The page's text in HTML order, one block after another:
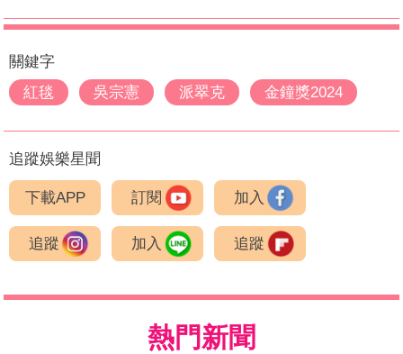
關鍵字
紅毯
吳宗憲 派翠克 金鐘獎2024
追蹤娛樂星聞
下載APP 訂閱 加入
追蹤 加入 追蹤
熱門新聞